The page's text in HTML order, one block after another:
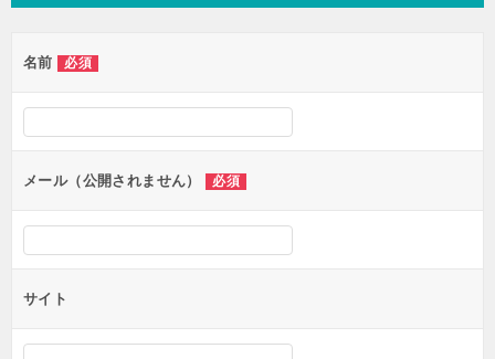
ー
シ
ョ
ン
名前 必須
メール（公開されません） 必須
サイト